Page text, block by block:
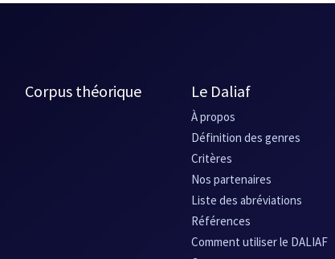
Corpus théorique Le Daliaf
À propos
Définition des genres
Critères
Nos partenaires
Liste des abréviations
Références
Comment utiliser le DALIAF